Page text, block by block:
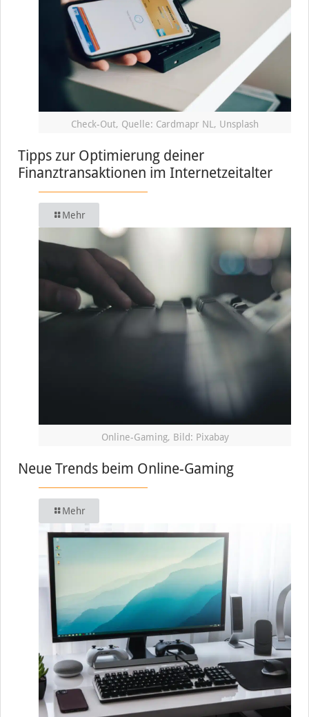
Check-Out, Quelle: Cardmapr NL, Unsplash
Tipps zur Optimierung deiner
Finanztransaktionen im Internetzeitalter
Mehr
Online-Gaming, Bild: Pixabay
Neue Trends beim Online-Gaming
Mehr